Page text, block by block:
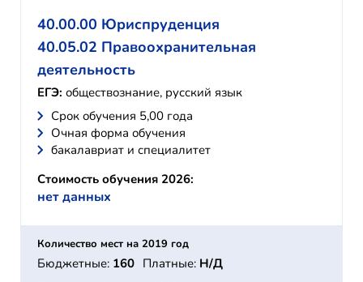
40.00.00 Юриспруденция
40.05.02 Правоохранительная
деятельность
ЕГЭ: обществознание, русский язык
Cрок обучения 5,00 года
Очная форма обучения
бакалавриат и специалитет
Стоимость обучения 2026:
нет данных
Количество мест на 2019 год
Бюджетные: 160 Платные: Н/Д